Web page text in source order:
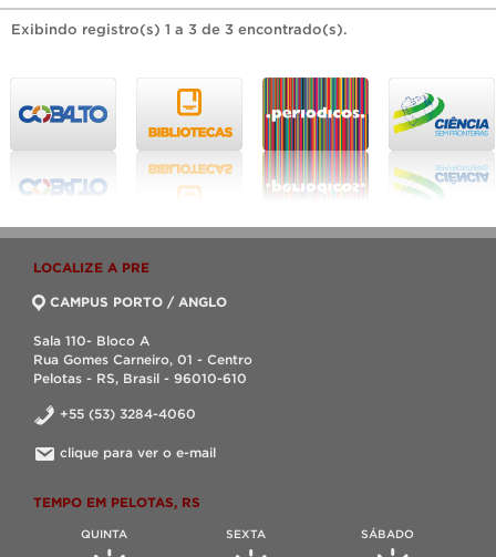
Exibindo registro(s) 1 a 3 de 3 encontrado(s).
LOCALIZE A PRE
CAMPUS PORTO / ANGLO
Sala 110- Bloco A
Rua Gomes Carneiro, 01 - Centro
Pelotas - RS, Brasil - 96010-610
+55 (53) 3284-4060
clique para ver o e-mail
TEMPO EM PELOTAS, RS
QUINTA SEXTA SÁBADO